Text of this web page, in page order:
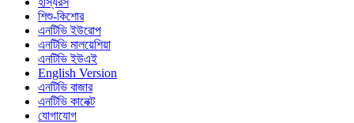
শিশু-কিশোর
এনটিভি ইউরোপ
এনটিভি মালয়েশিয়া
এনটিভি ইউএই
English Version
এনটিভি বাজার
এনটিভি কানেক্ট
যোগাযোগ